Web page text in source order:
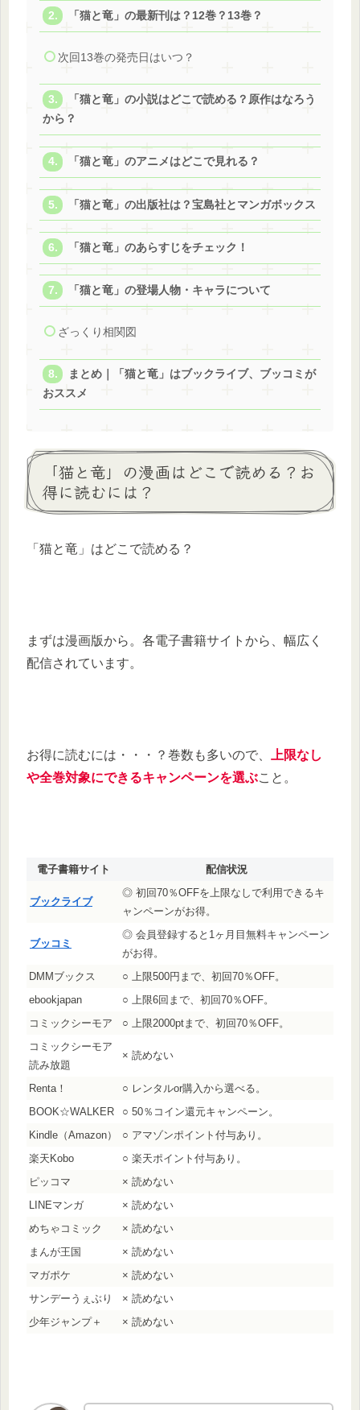
「猫と竜」の最新刊は？12巻？13巻？
次回13巻の発売日はいつ？
「猫と竜」の小説はどこで読める？原作はなろう
から？
「猫と竜」のアニメはどこで見れる？
「猫と竜」の出版社は？宝島社とマンガボックス
「猫と竜」のあらすじをチェック！
「猫と竜」の登場人物・キャラについて
ざっくり相関図
まとめ｜「猫と竜」はブックライブ、ブッコミが
おススメ
「猫と竜」の漫画はどこで読める？お
得に読むには？
「猫と竜」はどこで読める？
まずは漫画版から。各電子書籍サイトから、幅広く
配信されています。
お得に読むには・・・？巻数も多いので、
上限なし
や全巻対象にできるキャンペーンを選ぶこと。
電子書籍サイト 配信状況
ブックライブ
◎ 初回70％OFFを上限なしで利用できるキ
ャンペーンがお得。
ブッコミ
◎ 会員登録すると1ヶ月目無料キャンペーン
がお得。
DMMブックス
○ 上限500円まで、初回70％OFF。
ebookjapan
○ 上限6回まで、初回70％OFF。
コミックシーモア
○ 上限2000ptまで、初回70％OFF。
コミックシーモア
読み放題
× 読めない
Renta！
○ レンタルor購入から選べる。
BOOK☆WALKER
○ 50％コイン還元キャンペーン。
Kindle（Amazon）
○ アマゾンポイント付与あり。
楽天Kobo
○ 楽天ポイント付与あり。
ピッコマ
× 読めない
LINEマンガ
× 読めない
めちゃコミック
× 読めない
まんが王国
× 読めない
マガポケ
× 読めない
サンデーうぇぶり
× 読めない
少年ジャンプ＋
× 読めない